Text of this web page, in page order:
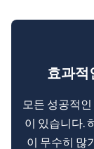
효과적
모든 성공적
이 있습니다.
이 무수히 많